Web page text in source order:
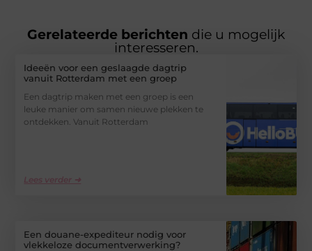
Gerelateerde berichten die u mogelijk
interesseren.
Ideeën voor een geslaagde dagtrip
vanuit Rotterdam met een groep
Een dagtrip maken met een groep is een
leuke manier om samen nieuwe plekken te
ontdekken. Vanuit Rotterdam
Lees verder ➜
Een douane-expediteur nodig voor
vlekkeloze documentverwerking?